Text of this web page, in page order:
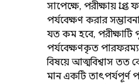
সাপেক্ষে, পরীক্ষায়
পর্যবেক্ষণ করার
যত কম হবে, পরীক্ষাটি
পর্যবেক্ষণকৃত
বিষয়ে আত্মবিশ্বাস তত
মান একটি তাৎপর্যপূর্ণ